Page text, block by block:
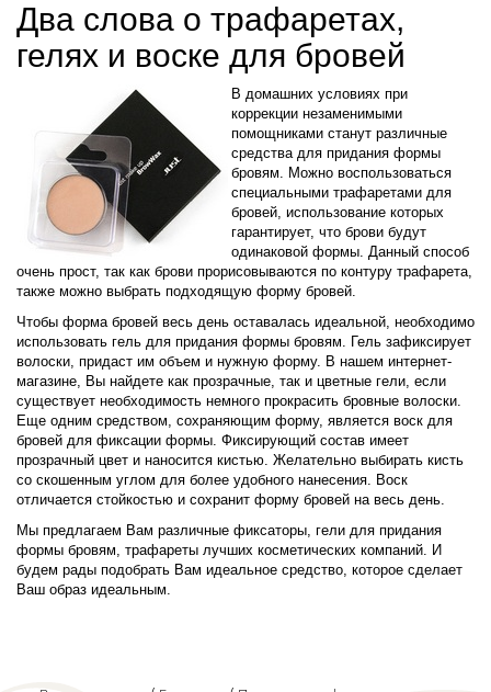
Два слова о трафаретах,
гелях и воске для бровей
В домашних условиях при
коррекции незаменимыми
помощниками станут различные
средства для придания формы
бровям. Можно воспользоваться
специальными трафаретами для
бровей, использование которых
гарантирует, что брови будут
одинаковой формы. Данный способ
очень прост, так как брови прорисовываются по контуру трафарета,
также можно выбрать подходящую форму бровей.
Чтобы форма бровей весь день оставалась идеальной, необходимо
использовать гель для придания формы бровям. Гель зафиксирует
волоски, придаст им объем и нужную форму. В нашем интернет-
магазине, Вы найдете как прозрачные, так и цветные гели, если
существует необходимость немного прокрасить бровные волоски.
Еще одним средством, сохраняющим форму, является воск для
бровей для фиксации формы. Фиксирующий состав имеет
прозрачный цвет и наносится кистью. Желательно выбирать кисть
со скошенным углом для более удобного нанесения. Воск
отличается стойкостью и сохранит форму бровей на весь день.
Мы предлагаем Вам различные фиксаторы, гели для придания
формы бровям, трафареты лучших косметических компаний. И
будем рады подобрать Вам идеальное средство, которое сделает
Ваш образ идеальным.